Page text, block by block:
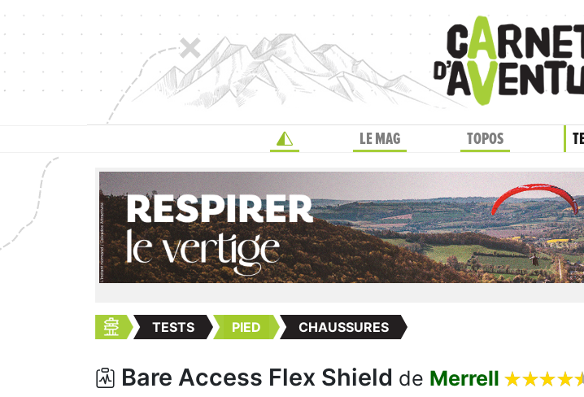
LE MAG TOPOS
TESTS PIED CHAUSSURES
Bare Access Flex Shield de Merrell 
